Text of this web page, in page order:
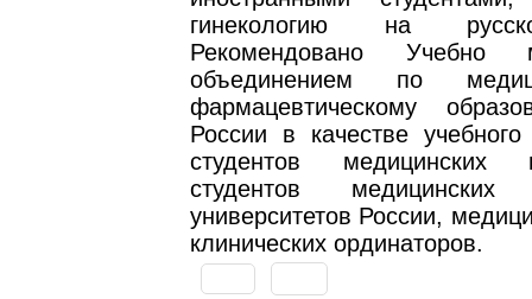
гинекологию на
Рекомендовано Учебно
объединением по
фармацевтическому
России в качестве
студентов
студентов медицинских
университетов России,
клинических ординаторов.